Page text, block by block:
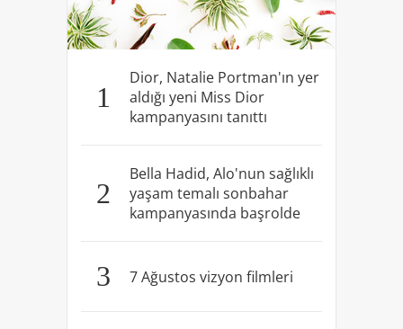
1
Dior, Natalie Portman'ın yer
aldığı yeni Miss Dior
kampanyasını tanıttı
2
Bella Hadid, Alo'nun sağlıklı
yaşam temalı sonbahar
kampanyasında başrolde
3 7 Ağustos vizyon filmleri